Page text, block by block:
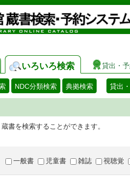
いろいろ検索 貸出・
NDC分類検索 典拠検索 貸出
書を検索することができます。
一般書 児童書 雑誌 視聴覚